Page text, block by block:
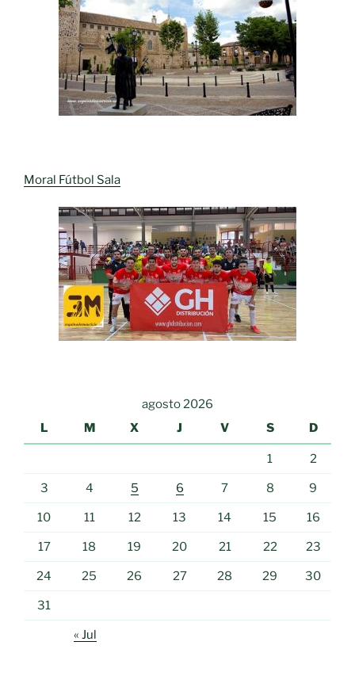
Moral Fútbol Sala
agosto 2026
L
M X J V S D
1 2
3 4 5 6 7 8 9
10 11 12 13 14 15 16
17 18 19 20 21 22 23
24 25 26 27 28 29 30
31
« Jul